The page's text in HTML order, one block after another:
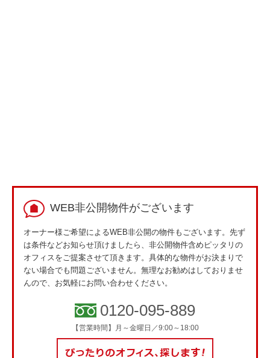
WEB非公開物件がございます
オーナー様ご希望によるWEB非公開の物件もございます。先ず
は条件などお知らせ頂けましたら、非公開物件含めピッタリの
オフィスをご提案させて頂きます。具体的な物件がお決まりで
ない場合でも問題ございません。無理なお勧めはしておりませ
んので、お気軽にお問い合わせください。
0120-095-889
【営業時間】月～金曜日／9:00～18:00